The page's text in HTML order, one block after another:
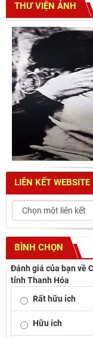
THƯ VIỆN ẢNH
LIÊN KẾT WEBSITE
BÌNH CHỌN
Đánh giá của bạn về
tỉnh Thanh Hóa
Rất hữu ích
Hữu ích